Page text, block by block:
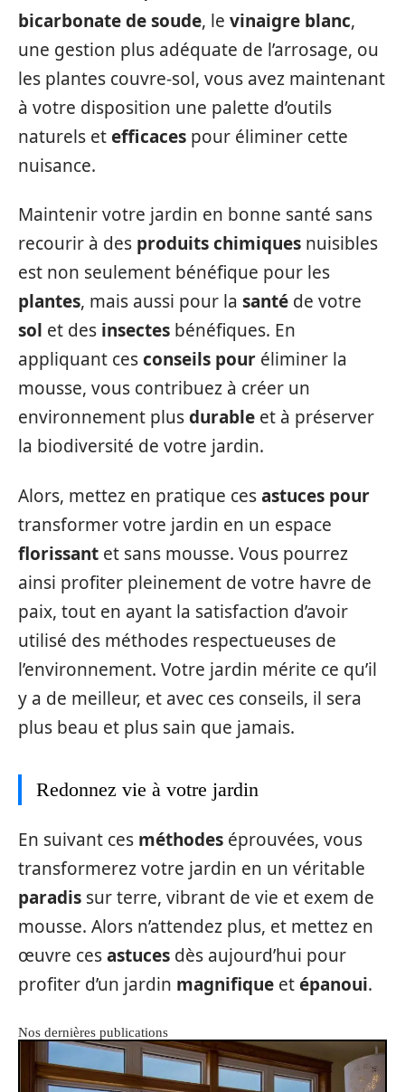
bicarbonate de soude, le vinaigre blanc,
une gestion plus adéquate de l’arrosage, ou
les plantes couvre-sol, vous avez maintenant
à votre disposition une palette d’outils
naturels etefficaces pour éliminer cette
nuisance.
Maintenir votre jardin en bonne santé sans
recourir à des produits chimiques nuisibles
est non seulement bénéfique pour les
plantes, mais aussi pour la santé de votre
sol et des insectes bénéfiques. En
appliquant cesconseils pour éliminer la
mousse, vous contribuez à créer un
environnement plusdurable et à préserver
la biodiversité de votre jardin.
Alors, mettez en pratique cesastuces pour
transformer votre jardin en un espace
florissant et sans mousse. Vous pourrez
ainsi profiter pleinement de votre havre de
paix, tout en ayant la satisfaction d’avoir
utilisé des méthodes respectueuses de
l’environnement. Votre jardin mérite ce qu’il
y a de meilleur, et avec ces conseils, il sera
plus beau et plus sain que jamais.
Redonnez vie à votre jardin
En suivant ces méthodes éprouvées, vous
transformerez votre jardin en un véritable
paradis sur terre, vibrant de vie et exem de
mousse. Alors n’attendez plus, et mettez en
œuvre cesastuces dès aujourd’hui pour
profiter d’un jardin magnifique etépanoui.
Nos dernières publications